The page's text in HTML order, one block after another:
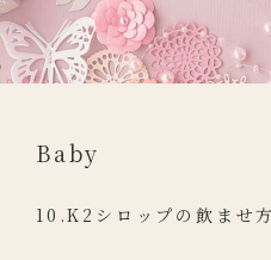
Baby
10.K2シロップの飲ませ方